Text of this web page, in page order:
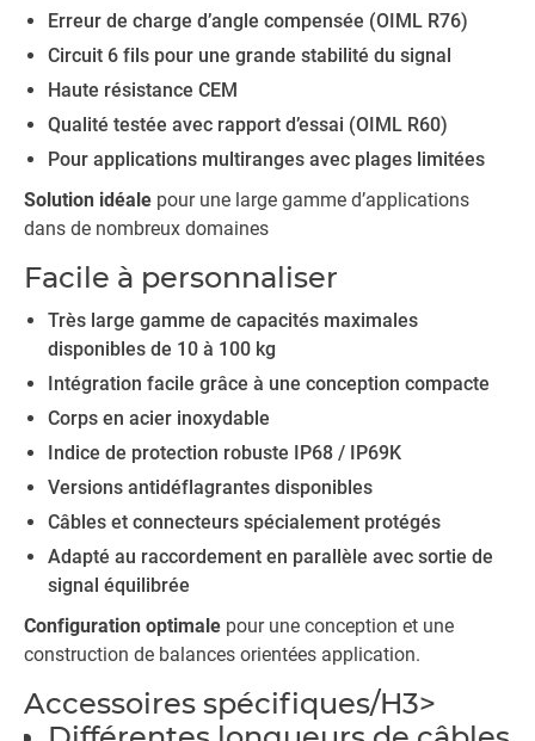
Erreur de charge d’angle compensée (OIML R76)
Circuit 6 fils pour une grande stabilité du signal
Haute résistance CEM
Qualité testée avec rapport d’essai (OIML R60)
Pour applications multiranges avec plages limitées
Solution idéale pour une large gamme d’applications
dans de nombreux domaines
Facile à personnaliser
Très large gamme de capacités maximales
disponibles de 10 à 100 kg
Intégration facile grâce à une conception compacte
Corps en acier inoxydable
Indice de protection robuste IP68 / IP69K
Versions antidéflagrantes disponibles
Câbles et connecteurs spécialement protégés
Adapté au raccordement en parallèle avec sortie de
signal équilibrée
Configuration optimale pour une conception et une
construction de balances orientées application.
Accessoires spécifiques/H3>